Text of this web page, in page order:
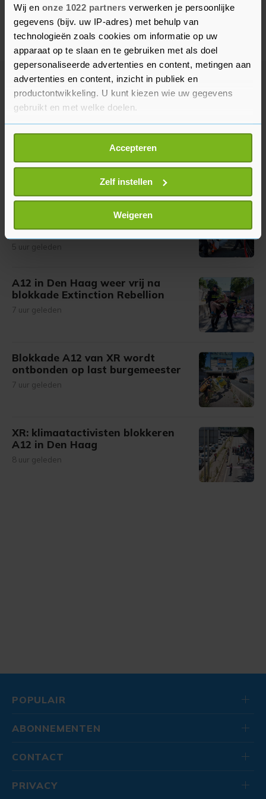
Wij en onze 1022 partners verwerken je persoonlijke
gegevens (bijv. uw IP-adres) met behulp van
technologieën zoals cookies om informatie op uw
apparaat op te slaan en te gebruiken met als doel
gepersonaliseerde advertenties en content, metingen aan
advertenties en content, inzicht in publiek en
productontwikkeling. U kunt kiezen wie uw gegevens
gebruikt en met welke doelen.
Als u het toestaat, willen we ook graag:
Informatie verzamelen over uw geografische
locatie, die tot een paar meter nauwkeurig kan zijn
Uw apparaat identificeren door het actief te
scannen op specifieke eigenschappen (fingerprinting)
Lees meer over hoe uw persoonlijke gegevens worden
verwerkt en stel uw voorkeuren in het
U kunt uw toestemming op elk moment wijzigen of
Met cookies werkt onze website beter en wordt jouw
bezoek makkelijker en persoonlijker. Op
onze cookiepagina kun je ons cookiebeleid bekijken en je
Accepteren
Zelf instellen
Weigeren
Meer uit Binnenland
Duizenden mensen lopen door
Amsterdam tijdens WorldPride
5 uur geleden
aangehouden na blokkade A12 in
Den Haag
5 uur geleden
A12 in Den Haag weer vrij na
blokkade Extinction Rebellion
7 uur geleden
Blokkade A12 van XR wordt
ontbonden op last burgemeester
7 uur geleden
XR: klimaatactivisten blokkeren
A12 in Den Haag
8 uur geleden
POPULAIR
ABONNEMENTEN
CONTACT
PRIVACY